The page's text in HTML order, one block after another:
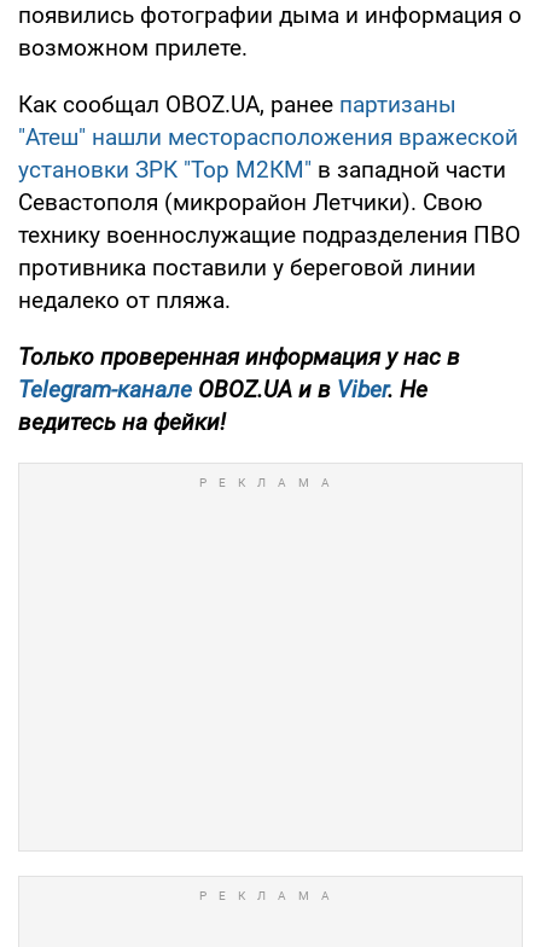
появились фотографии дыма и информация о
возможном прилете.
Как сообщал OBOZ.UA, ранее партизаны
"Атеш" нашли месторасположения вражеской
установки ЗРК "Тор М2КМ" в западной части
Севастополя (микрорайон Летчики). Свою
технику военнослужащие подразделения ПВО
противника поставили у береговой линии
недалеко от пляжа.
Только проверенная информация у нас в
Telegram-канале OBOZ.UA и в Viber. Не
ведитесь на фейки!